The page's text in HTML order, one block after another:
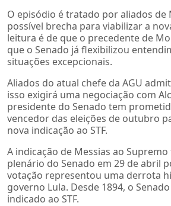
O episódio é tratado por aliados de
possível brecha para viabilizar a
leitura é de que o precedente de
que o Senado já flexibilizou
situações excepcionais.
Aliados do atual chefe da AGU
isso exigirá uma negociação com
presidente do Senado tem
vencedor das eleições de outubro
nova indicação ao STF.
A indicação de Messias ao
plenário do Senado em 29 de abril
votação representou uma derrota
governo Lula. Desde 1894, o
indicado ao STF.